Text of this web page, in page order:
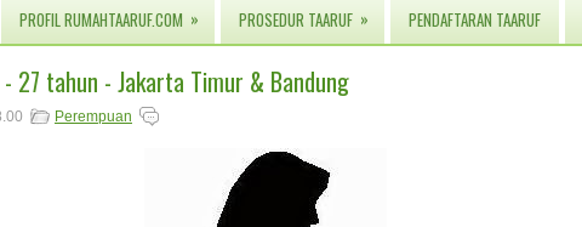
PROFIL RUMAHTAARUF.COM » PROSEDUR TAARUF » PENDAFTARAN TAARUF
27 tahun - Jakarta Timur & Bandung
Perempuan